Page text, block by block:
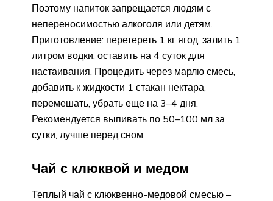
Поэтому напиток запрещается людям с
непереносимостью алкоголя или детям.
Приготовление: перетереть 1 кг ягод, залить 1
литром водки, оставить на 4 суток для
настаивания. Процедить через марлю смесь,
добавить к жидкости 1 стакан нектара,
перемешать, убрать еще на 3–4 дня.
Рекомендуется выпивать по 50–100 мл за
сутки, лучше перед сном.
Чай с клюквой и медом
Теплый чай с клюквенно-медовой смесью –